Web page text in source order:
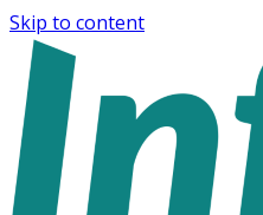
Skip to content